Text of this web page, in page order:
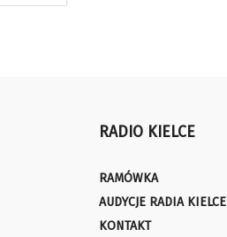
RADIO KIELCE
RAMÓWKA
AUDYCJE RADIA KIELCE
KONTAKT